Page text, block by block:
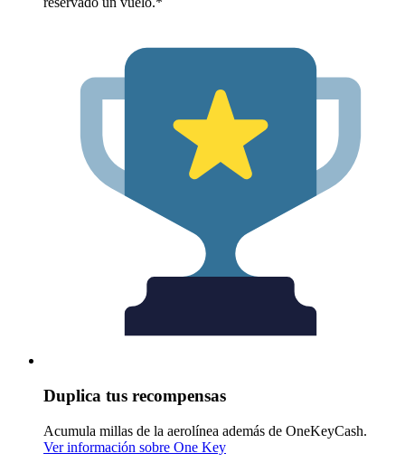
Duplica tus recompensas
Acumula millas de la aerolínea además de OneKeyCash.
Ver información sobre One Key